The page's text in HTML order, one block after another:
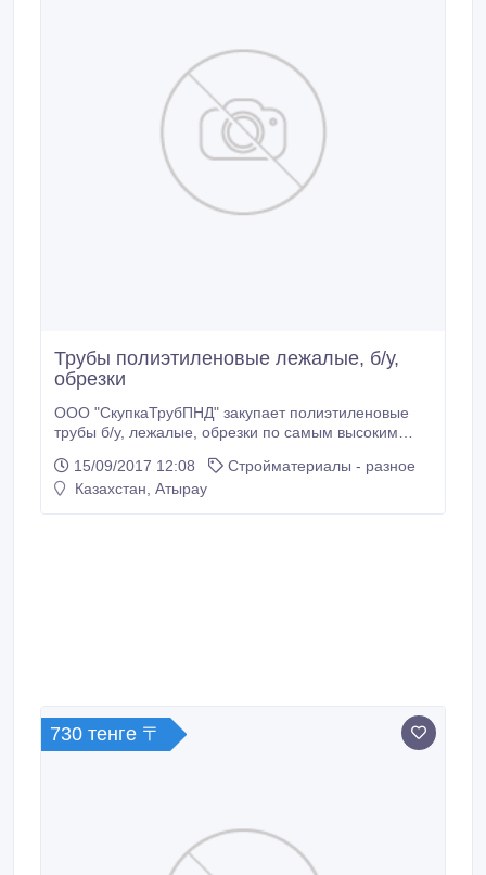
Трубы полиэтиленовые лежалые, б/у,
обрезки
ООО "СкупкаТрубПНД" закупает полиэтиленовые
трубы б/у, лежалые, обрезки по самым высоким
почту.15/09/2017 12:08
Стройматериалы - разное
Казахстан, Атырау
730 тенге 〒